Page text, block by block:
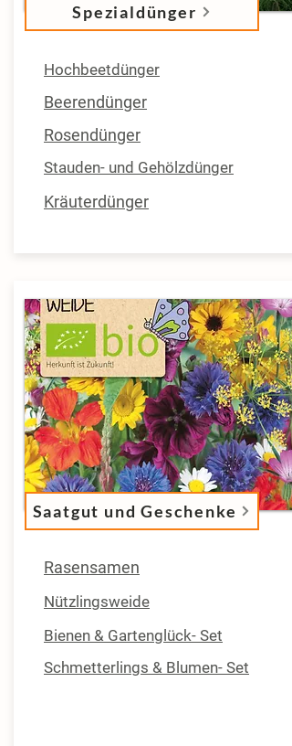
Spezialdünger
Saatgut und Geschenke
Stauden- und Gehölzdünger
Rosendünger
Beerendünger
Hochbeetdünger
Kräuterdünger
Rasensamen
Nützlingsweide
Bienen & Gartenglück- Set
Schmetterlings & Blumen- Set